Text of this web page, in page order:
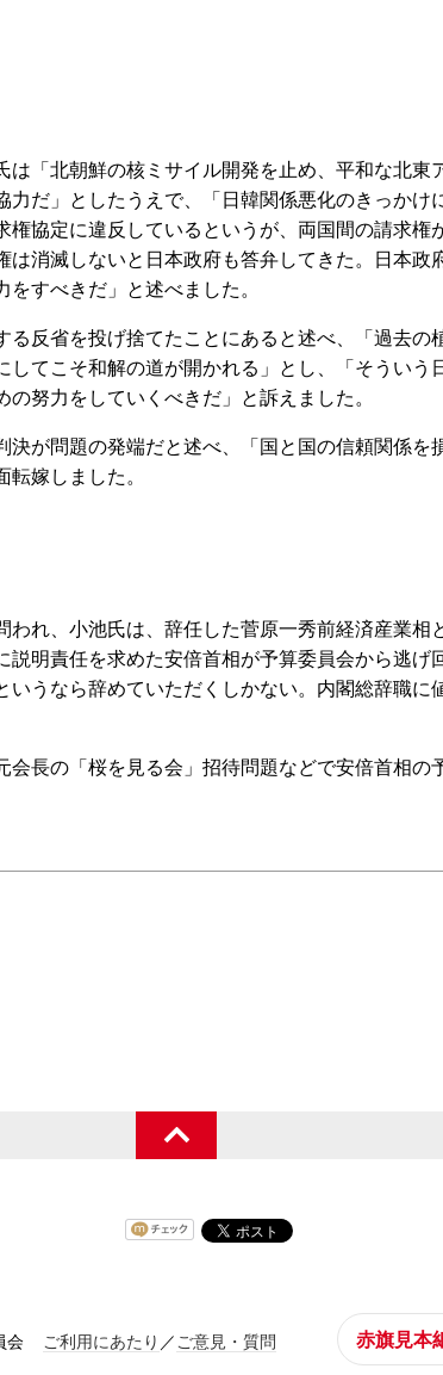
「北朝鮮の核ミサイル開発を止め、平和な北東
だ」としたうえで、「日韓関係悪化のきっかけ
協定に違反しているというが、両国間の請求権
消滅しないと日本政府も答弁してきた。日本政
すべきだ」と述べました。
反省を投げ捨てたことにあると述べ、「過去の
てこそ和解の道が開かれる」とし、「そういう
努力をしていくべきだ」と訴えました。
が問題の発端だと述べ、「国と国の信頼関係を
嫁しました。
れ、小池氏は、辞任した菅原一秀前経済産業相
明責任を求めた安倍首相が予算委員会から逃げ
うなら辞めていただくしかない。内閣総辞職に
長の「桜を見る会」招待問題などで安倍首相の
会 ご利用にあたり ／ ご意見・質問 赤旗見本